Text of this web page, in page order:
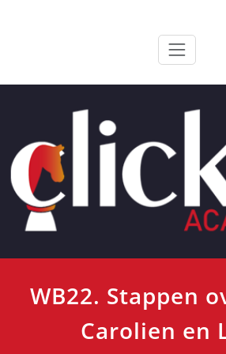
ClickerAcademie
WB22. Stappen
Carolien en